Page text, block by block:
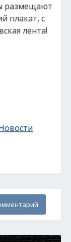
размещают
плакат, с
лента!